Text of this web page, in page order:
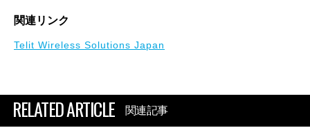
関連リンク
Telit Wireless Solutions Japan
RELATED ARTICLE 関連記事